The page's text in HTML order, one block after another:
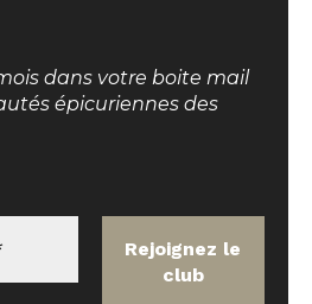
dans votre boite mail
épicuriennes des